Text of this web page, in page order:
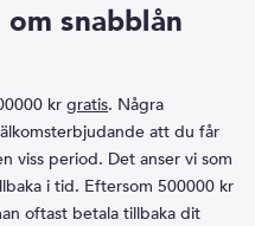
snabblån
kr gratis. Några
att du får
viss period. Det anser vi som
i tid. Eftersom 500000 kr
oftast betala tillbaka dit